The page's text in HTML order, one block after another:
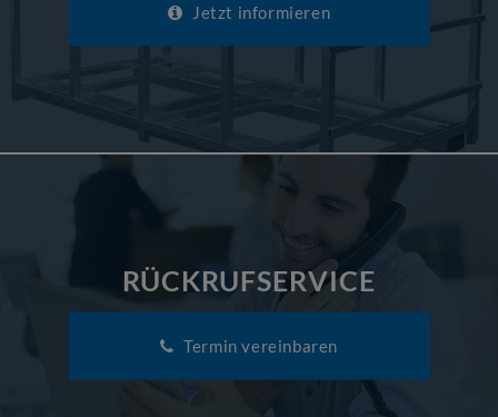
Jetzt informieren
RÜCKRUFSERVICE
Termin vereinbaren